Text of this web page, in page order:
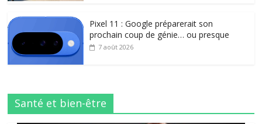
Pixel 11 : Google préparerait son
prochain coup de génie… ou presque
7 août 2026
Santé et bien-être